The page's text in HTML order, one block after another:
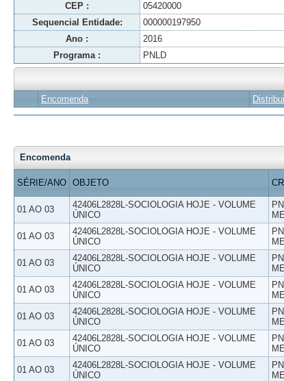
CEP :
05420000
Sequencial Entidade:
000000197950
Ano :
2016
Programa :
PNLD
Encomenda
Encomenda
SÉRIE/ANO OBJETO
01 AO 03
42406L2828L-SOCIOLOGIA HOJE - VOLUME
ÚNICO
01 AO 03
42406L2828L-SOCIOLOGIA HOJE - VOLUME
ÚNICO
01 AO 03
42406L2828L-SOCIOLOGIA HOJE - VOLUME
ÚNICO
01 AO 03
42406L2828L-SOCIOLOGIA HOJE - VOLUME
ÚNICO
01 AO 03
42406L2828L-SOCIOLOGIA HOJE - VOLUME
ÚNICO
01 AO 03
42406L2828L-SOCIOLOGIA HOJE - VOLUME
ÚNICO
01 AO 03
42406L2828L-SOCIOLOGIA HOJE - VOLUME
ÚNICO